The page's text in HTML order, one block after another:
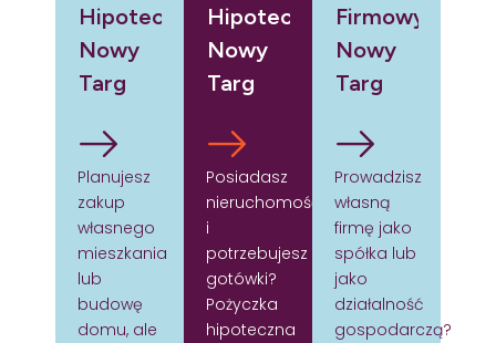
Hipoteczny
Nowy
Targ
Planujesz
zakup
własnego
mieszkania
lub
budowę
domu, ale
Hipoteczna
Nowy
Targ
Posiadasz
nieruchomość
i
potrzebujesz
gotówki?
Pożyczka
hipoteczna
Firmowy
Nowy
Targ
Prowadzisz
własną
firmę jako
spółka lub
jako
działalność
gospodarczą?